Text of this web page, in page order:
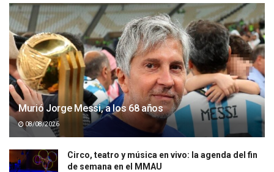
Murió Jorge Messi, a los 68 años
08/08/2026
Circo, teatro y música en vivo: la agenda del fin
de semana en el MMAU